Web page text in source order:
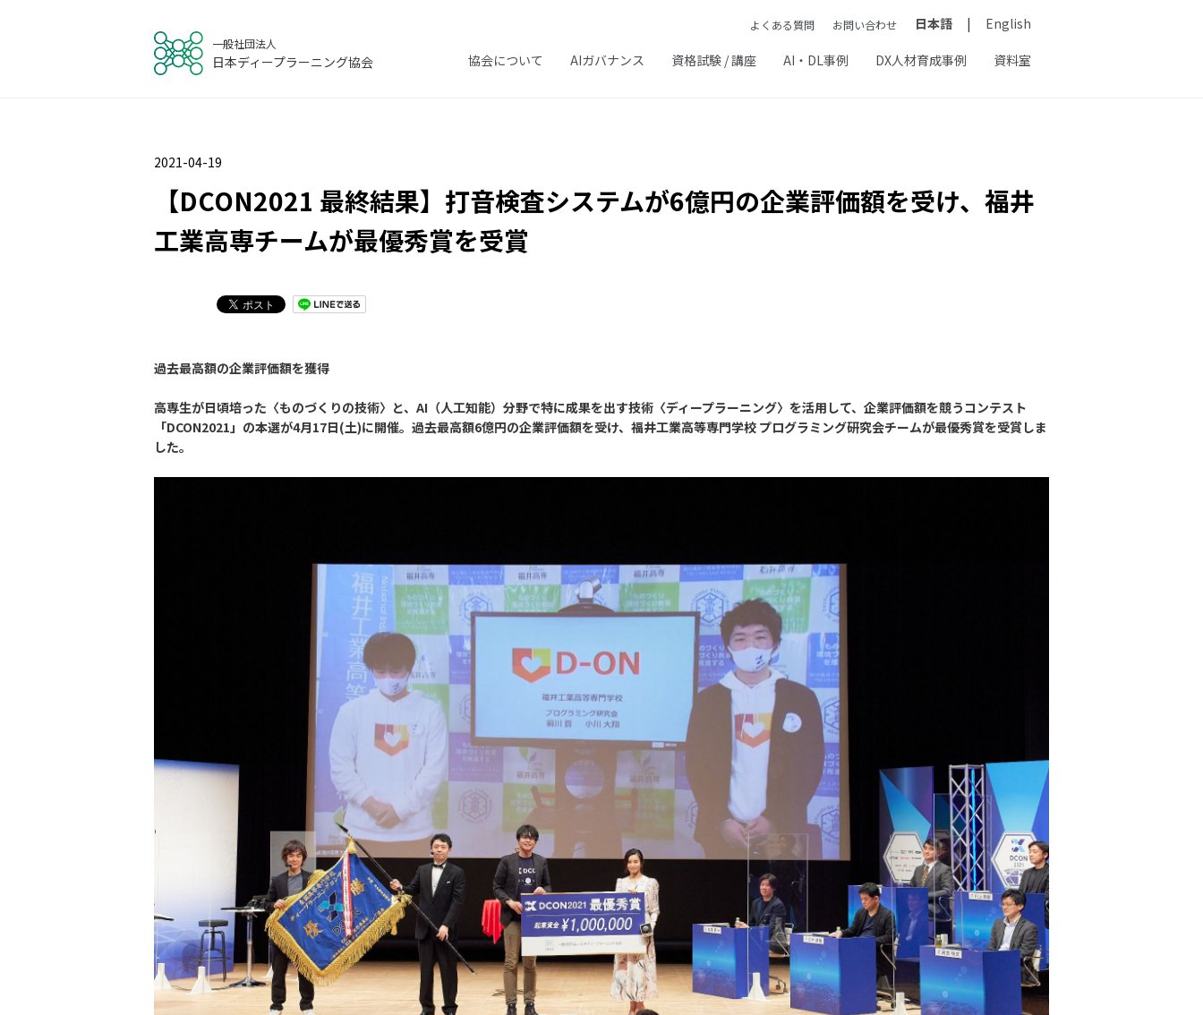
一般社団法人
日本ディープラーニング協会
よくある質問 お問い合わせ 日本語 English
協会について AIガバナンス 資格試験 / 講座 AI・DL事例 DX人材育成事例 資料室
2021-04-19
【DCON2021 最終結果】打音検査システムが6億円の企業評価額を受け、福井
工業高専チームが最優秀賞を受賞
過去最高額の企業評価額を獲得
高専生が日頃培った〈ものづくりの技術〉と、AI（人工知能）分野で特に成果を出す技術〈ディープラーニング〉を活用して、企業評価額を競うコンテスト
「DCON2021」の本選が4月17日(土)に開催。過去最高額6億円の企業評価額を受け、福井工業高等専門学校 プログラミング研究会チームが最優秀賞を受賞しま
した。